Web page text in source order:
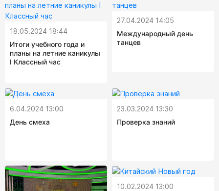
18.05.2024 18:44
Итоги учебного года и
планы на летние каникулы
I Классный час
27.04.2024 14:05
Международный день
танцев
6.04.2024 13:00
День смеха
23.03.2024 13:30
Проверка знаний
10.02.2024 13:00